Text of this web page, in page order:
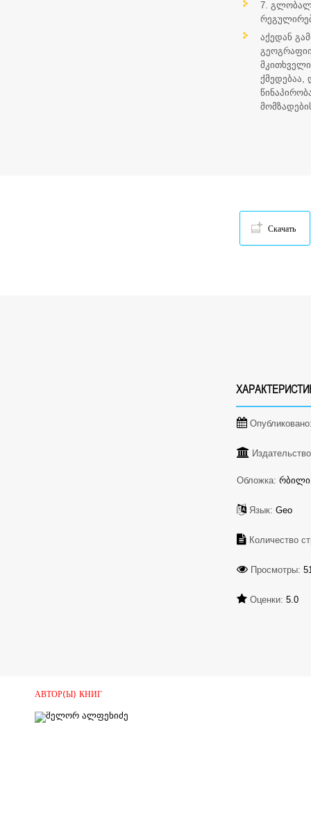
7.
აქედან
ქმედებაა,
Скачать
Обложка: რბილი
Язык: Geo
Количество
Просмотры:
Оценки: 5.0
АВТОР(Ы) КНИГ